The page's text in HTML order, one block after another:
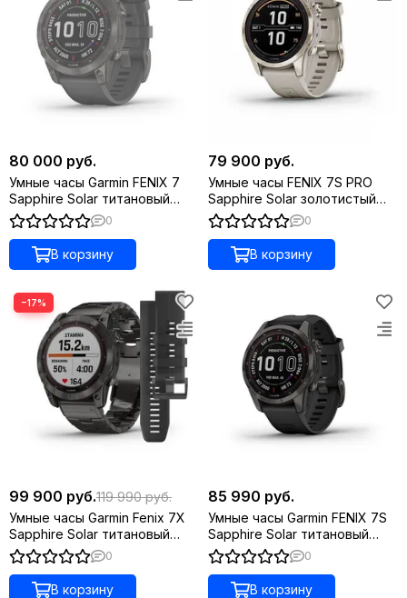
80 000 руб.
Умные часы Garmin FENIX 7
Sapphire Solar титановый
черный DLC с черным
ремешком
0
В корзину
79 900 руб.
Умные часы FENIX 7S PRO
Sapphire Solar золотистый
корпус со светло-песочным
ремешком
0
В корзину
−17%
99 900 руб.119 990 руб.
Умные часы Garmin Fenix 7X
Sapphire Solar титановый
угольно-серый DLC с
угольно-серым титановым
DLC браслетом
0
В корзину
85 990 руб.
Умные часы Garmin FENIX 7S
Sapphire Solar титановый
угольно-серый DLC с
силиконовым ремешком
0
В корзину